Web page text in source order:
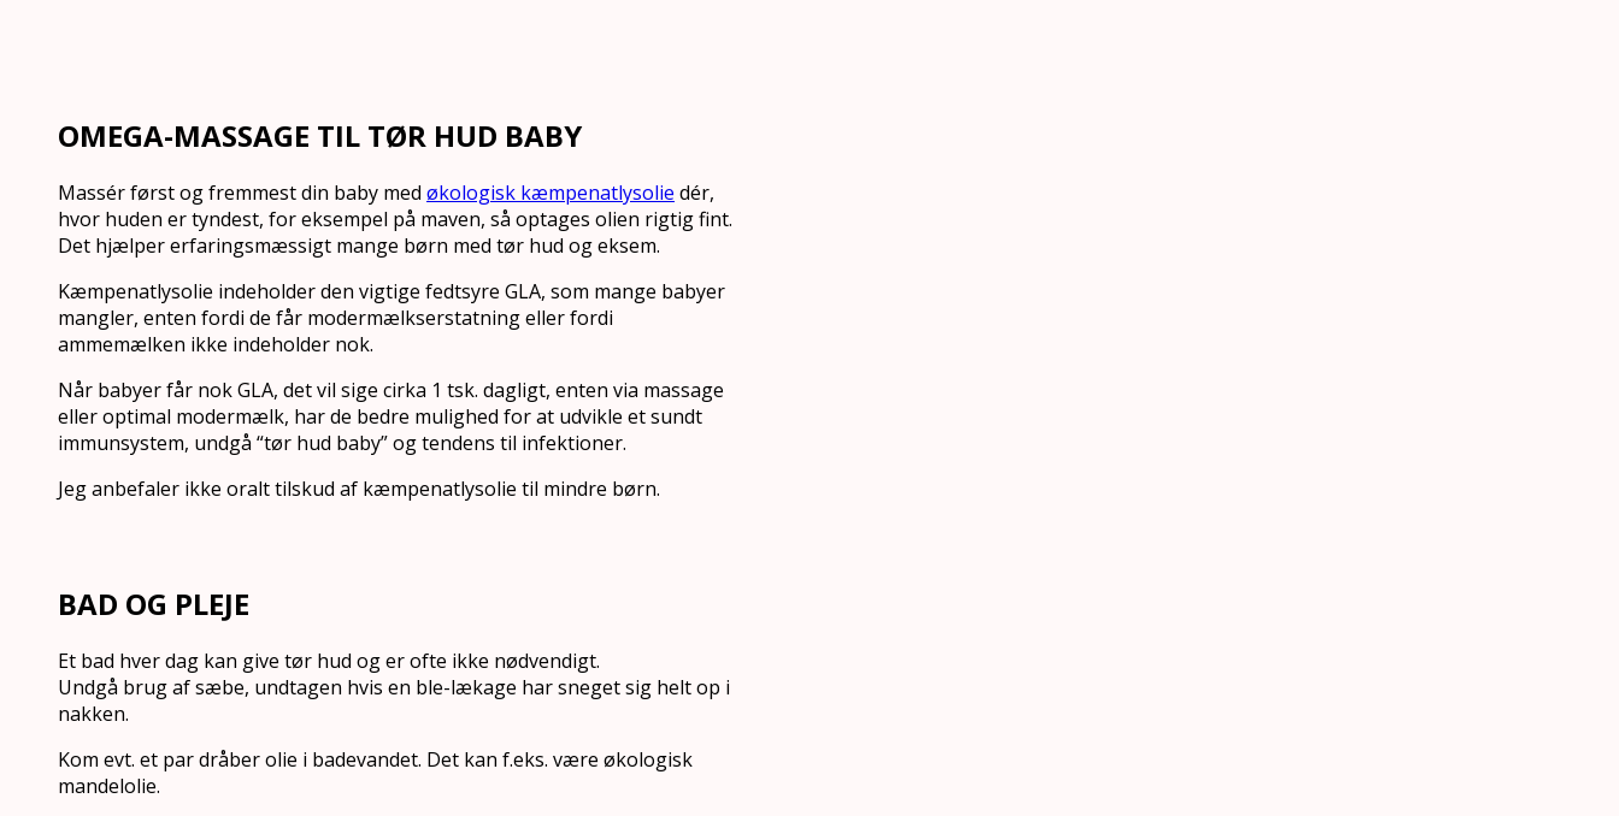
OMEGA-MASSAGE TIL TØR HUD BABY
Massér først og fremmest din baby med økologisk kæmpenatlysolie dér,
hvor huden er tyndest, for eksempel på maven, så optages olien rigtig fint.
Det hjælper erfaringsmæssigt mange børn med tør hud og eksem.
Kæmpenatlysolie indeholder den vigtige fedtsyre GLA, som mange babyer
mangler, enten fordi de får modermælkserstatning eller fordi
ammemælken ikke indeholder nok.
Når babyer får nok GLA, det vil sige cirka 1 tsk. dagligt, enten via massage
eller optimal modermælk, har de bedre mulighed for at udvikle et sundt
immunsystem, undgå “tør hud baby” og tendens til infektioner.
Jeg anbefaler ikke oralt tilskud af kæmpenatlysolie til mindre børn.
BAD OG PLEJE
Et bad hver dag kan give tør hud og er ofte ikke nødvendigt.
Undgå brug af sæbe, undtagen hvis en ble-lækage har sneget sig helt op i
nakken.
Kom evt. et par dråber olie i badevandet. Det kan f.eks. være økologisk
mandelolie.